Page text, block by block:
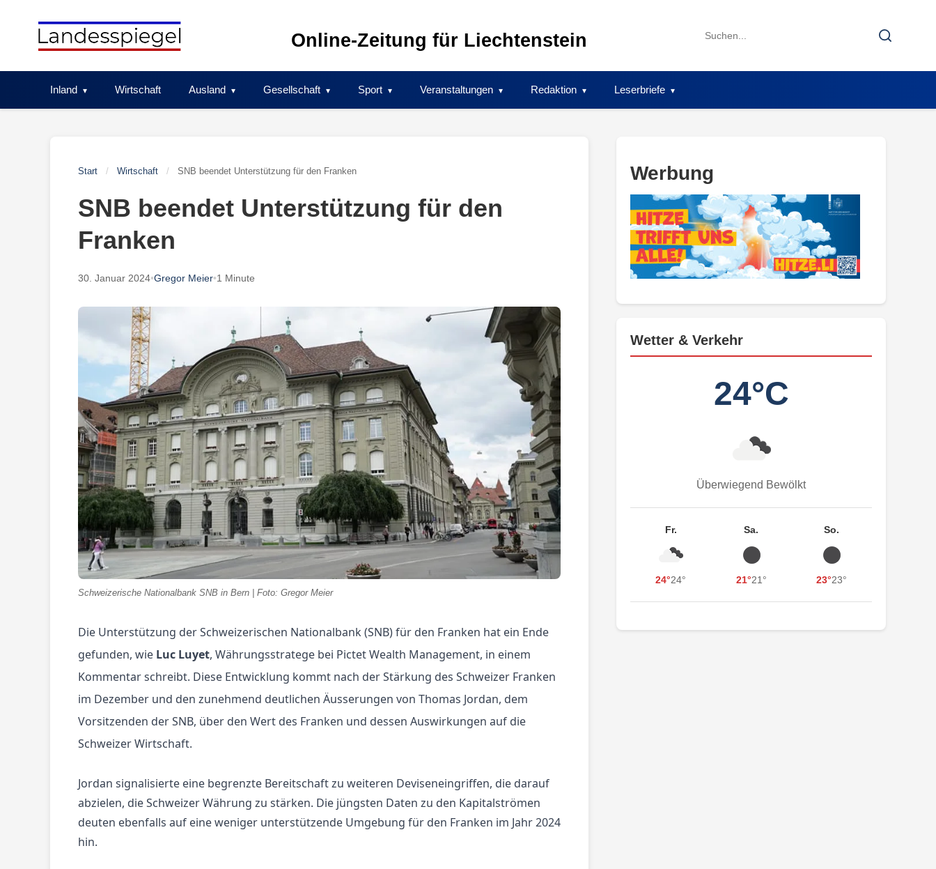
Online-Zeitung für Liechtenstein
Search
Search
Inland Wirtschaft Ausland Gesellschaft Sport Veranstaltungen Redaktion Leserbriefe
Start / Wirtschaft / SNB beendet Unterstützung für den Franken
SNB beendet Unterstützung für den
Franken
30. Januar 2024•Gregor Meier•1 Minute
Schweizerische Nationalbank SNB in Bern | Foto: Gregor Meier
Die Unterstützung der Schweizerischen Nationalbank (SNB) für den Franken hat ein Ende
gefunden, wie Luc Luyet, Währungsstratege bei Pictet Wealth Management, in einem
Kommentar schreibt. Diese Entwicklung kommt nach der Stärkung des Schweizer Franken
im Dezember und den zunehmend deutlichen Äusserungen von Thomas Jordan, dem
Vorsitzenden der SNB, über den Wert des Franken und dessen Auswirkungen auf die
Schweizer Wirtschaft.
Jordan signalisierte eine begrenzte Bereitschaft zu weiteren Deviseneingriffen, die darauf
abzielen, die Schweizer Währung zu stärken. Die jüngsten Daten zu den Kapitalströmen
deuten ebenfalls auf eine weniger unterstützende Umgebung für den Franken im Jahr 2024
hin.
Werbung
Wetter & Verkehr
24°C
Überwiegend Bewölkt
Fr.
24°24°
Sa.
21°21°
So.
23°23°